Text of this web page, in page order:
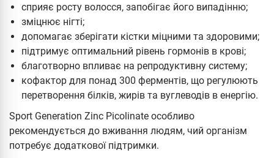
сприяє росту волосся, запобігає його випадінню;
зміцнює нігті;
допомагає зберігати кістки міцними та здоровими;
підтримує оптимальний рівень гормонів в крові;
благотворно впливає на репродуктивну систему;
кофактор для понад 300 ферментів, що регулюють
перетворення білків, жирів та вуглеводів в енергію.
Sport Generation Zinc Picolinate особливо
рекомендується до вживання людям, чий організм
потребує додаткової підтримки.